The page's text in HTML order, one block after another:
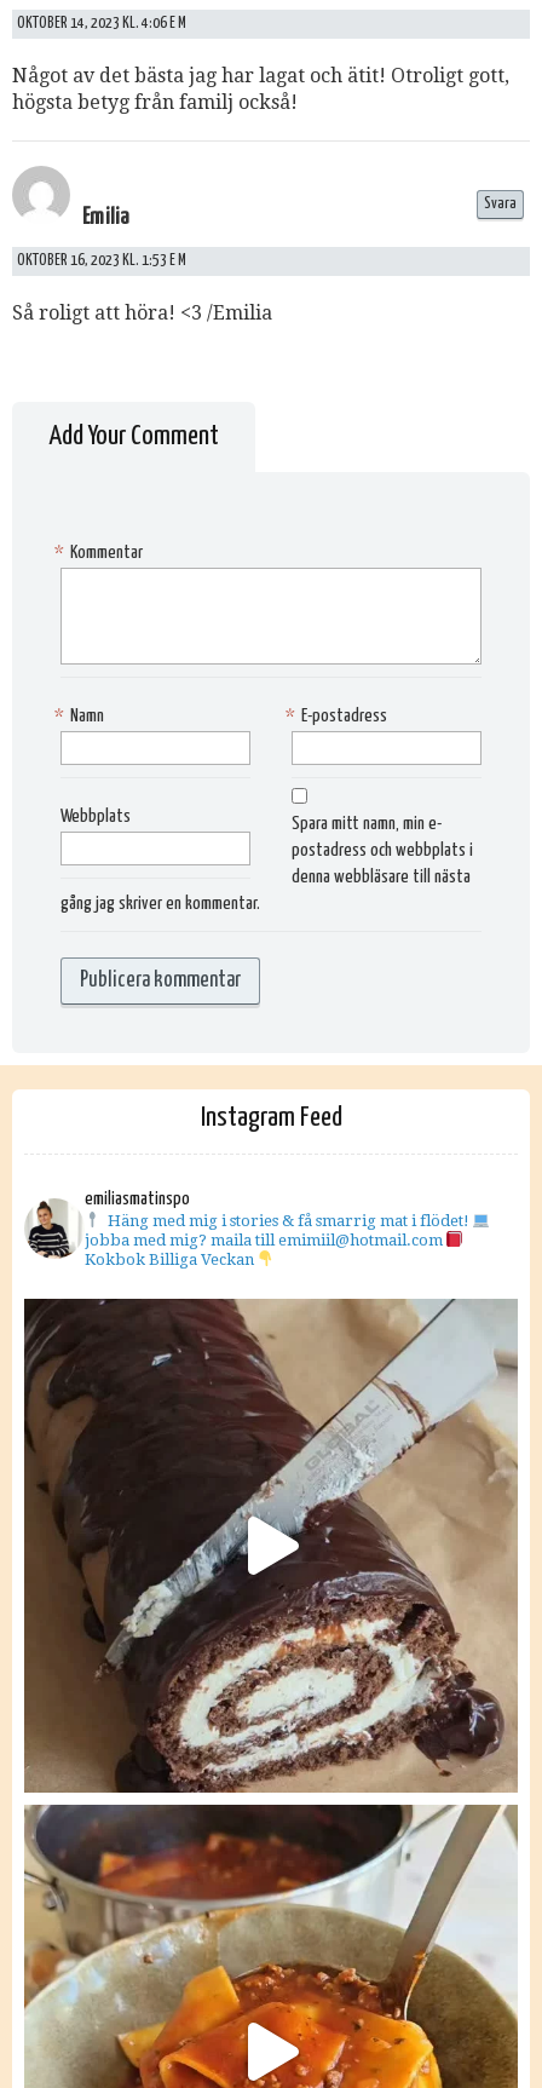
OKTOBER 14, 2023 KL. 4:06 E M
Något av det bästa jag har lagat och ätit! Otroligt gott,
högsta betyg från familj också!
Emilia
OKTOBER 16, 2023 KL. 1:53 E M
Så roligt att höra! <3 /Emilia
Svara
Add Your Comment
Kommentar
*
Namn
* E-postadress
*
Webbplats
Spara mitt namn, min e-
postadress och webbplats i
denna webbläsare till nästa
gång jag skriver en kommentar.
Instagram Feed
emiliasmatinspo
Häng med mig i stories & få smarrig mat i flödet!
jobba med mig? maila till emimiil@hotmail.com
Kokbok Billiga Veckan